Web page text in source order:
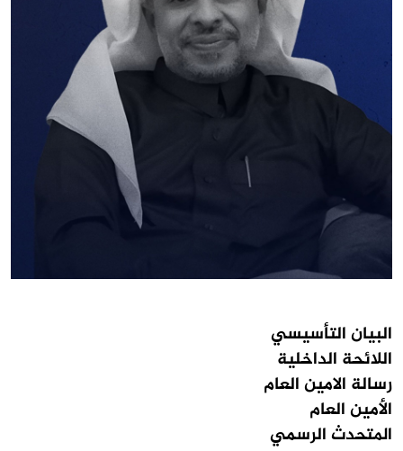
البيان التأسيسي
اللائحة الداخلية
رسالة الامين العام
الأمين العام
المتحدث الرسمي